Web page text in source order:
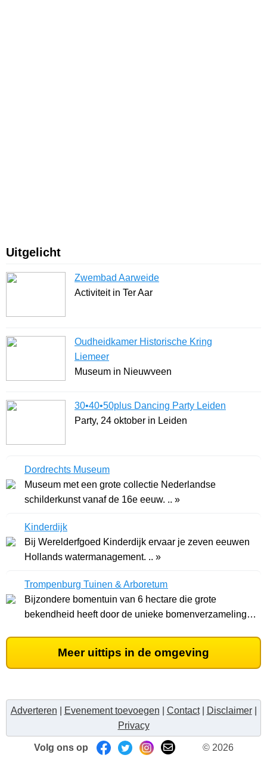
Uitgelicht
Zwembad Aarweide
Activiteit in Ter Aar
Oudheidkamer Historische Kring
Liemeer
Museum in Nieuwveen
30•40•50plus Dancing Party Leiden
Party, 24 oktober in Leiden
Dordrechts Museum
Museum met een grote collectie Nederlandse
schilderkunst vanaf de 16e eeuw. .. »
Kinderdijk
Bij Werelderfgoed Kinderdijk ervaar je zeven eeuwen
Hollands watermanagement. .. »
Trompenburg Tuinen & Arboretum
Bijzondere bomentuin van 6 hectare die grote
bekendheid heeft door de unieke bomenverzameling. ..
Meer uittips in de omgeving
Adverteren Evenement toevoegen Contact| Disclaimer|
Privacy
Volg ons op
© 2026